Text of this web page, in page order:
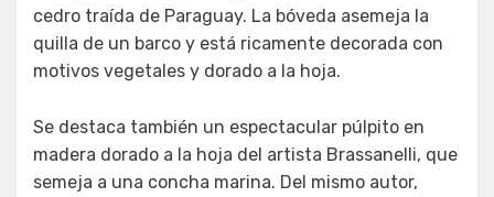
cedro traída de Paraguay. La bóveda asemeja la
quilla de un barco y está ricamente decorada con
motivos vegetales y dorado a la hoja.
Se destaca también un espectacular púlpito en
madera dorado a la hoja del artista Brassanelli, que
semeja a una concha marina. Del mismo autor,